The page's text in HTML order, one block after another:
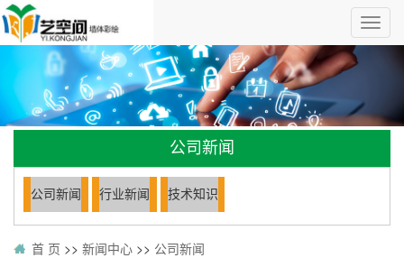
公司新闻
公司新闻 行业新闻 技术知识
首 页 >> 新闻中心 >> 公司新闻